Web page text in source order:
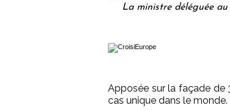
La ministre déléguée
Apposée sur la façade de
cas unique dans le monde.